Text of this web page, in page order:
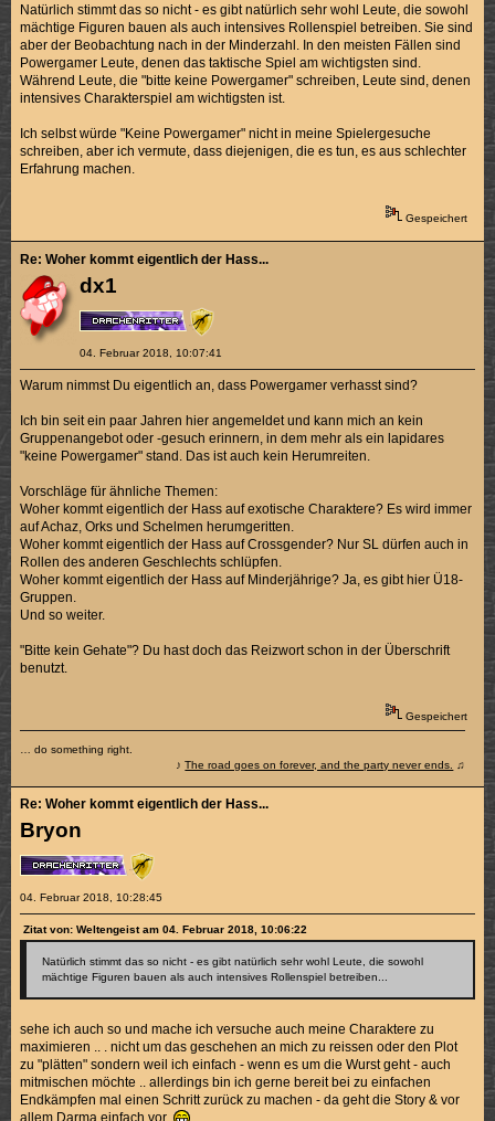
Natürlich stimmt das so nicht - es gibt natürlich sehr wohl Leute, die sowohl
mächtige Figuren bauen als auch intensives Rollenspiel betreiben. Sie sind
aber der Beobachtung nach in der Minderzahl. In den meisten Fällen sind
Powergamer Leute, denen das taktische Spiel am wichtigsten sind.
Während Leute, die "bitte keine Powergamer" schreiben, Leute sind, denen
intensives Charakterspiel am wichtigsten ist.
Ich selbst würde "Keine Powergamer" nicht in meine Spielergesuche
schreiben, aber ich vermute, dass diejenigen, die es tun, es aus schlechter
Erfahrung machen.
Gespeichert
dx1
04. Februar 2018, 10:07:41
Re: Woher kommt eigentlich der Hass...
Warum nimmst Du eigentlich an, dass Powergamer verhasst sind?
Ich bin seit ein paar Jahren hier angemeldet und kann mich an kein
Gruppenangebot oder -gesuch erinnern, in dem mehr als ein lapidares
"keine Powergamer" stand. Das ist auch kein Herumreiten.
Vorschläge für ähnliche Themen:
Woher kommt eigentlich der Hass auf exotische Charaktere? Es wird immer
auf Achaz, Orks und Schelmen herumgeritten.
Woher kommt eigentlich der Hass auf Crossgender? Nur SL dürfen auch in
Rollen des anderen Geschlechts schlüpfen.
Woher kommt eigentlich der Hass auf Minderjährige? Ja, es gibt hier Ü18-
Gruppen.
Und so weiter.
"Bitte kein Gehate"? Du hast doch das Reizwort schon in der Überschrift
benutzt.
Gespeichert
… do something right.
♪The road goes on forever, and the party never ends. ♫
Bryon
04. Februar 2018, 10:28:45
Re: Woher kommt eigentlich der Hass...
Zitat von: Weltengeist am 04. Februar 2018, 10:06:22
Natürlich stimmt das so nicht - es gibt natürlich sehr wohl Leute, die sowohl
mächtige Figuren bauen als auch intensives Rollenspiel betreiben...
sehe ich auch so und mache ich versuche auch meine Charaktere zu
maximieren .. . nicht um das geschehen an mich zu reissen oder den Plot
zu "plätten" sondern weil ich einfach - wenn es um die Wurst geht - auch
mitmischen möchte .. allerdings bin ich gerne bereit bei zu einfachen
Endkämpfen mal einen Schritt zurück zu machen - da geht die Story & vor